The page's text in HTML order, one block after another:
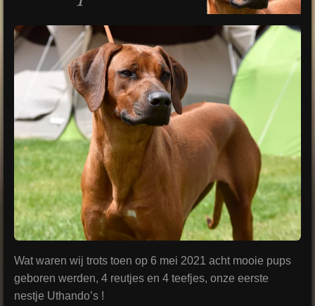
Wat waren wij trots toen op 6 mei 2021 acht mooie pups
geboren werden, 4 reutjes en 4 teefjes, onze eerste
nestje Uthando’s !